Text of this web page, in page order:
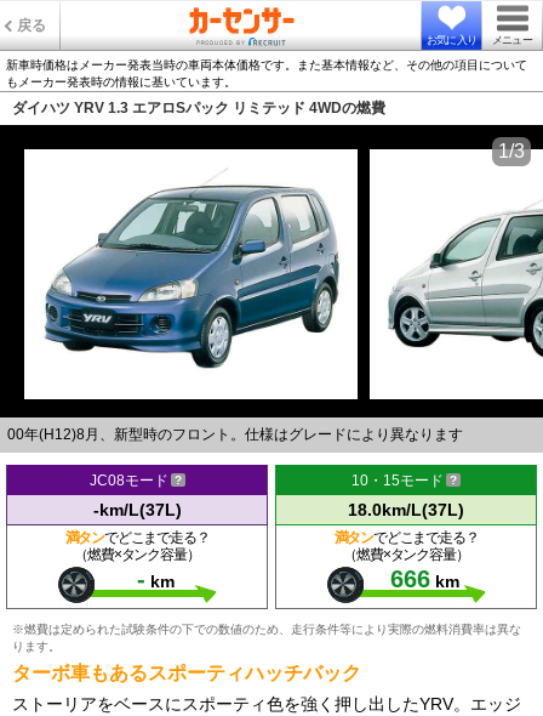
戻る
お気に入り メニュー
新車時価格はメーカー発表当時の車両本体価格です。また基本情報など、その他の項目について
もメーカー発表時の情報に基いています。
ダイハツ YRV 1.3 エアロSパック リミテッド 4WDの燃費
00年(H12)8月、新型時のフロント。仕様はグレードにより異なります
1/3
JC08モード
-km/L(37L)
満タンでどこまで走る？
（燃費×タンク容量）
- km
10・15モード
18.0km/L(37L)
満タンでどこまで走る？
（燃費×タンク容量）
666 km
※燃費は定められた試験条件の下での数値のため、走行条件等により実際の燃料消費率は異な
ります。
ターボ車もあるスポーティハッチバック
ストーリアをベースにスポーティ色を強く押し出したYRV。エッジ